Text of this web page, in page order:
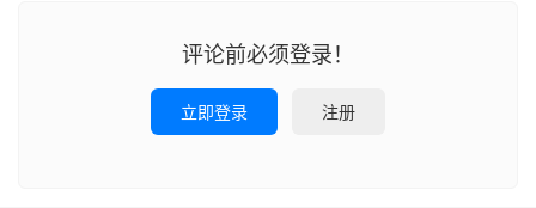
评论前必须登录！
立即登录 注册